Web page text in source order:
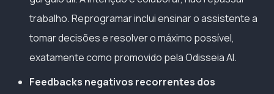
trabalho. Reprogramar inclui ensinar o assistente a
tomar decisões e resolver o máximo possível,
exatamente como promovido pela Odisseia AI.
Feedbacks negativos recorrentes dos